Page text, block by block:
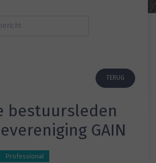
TERUG
bestuursleden
GAIN
Professional